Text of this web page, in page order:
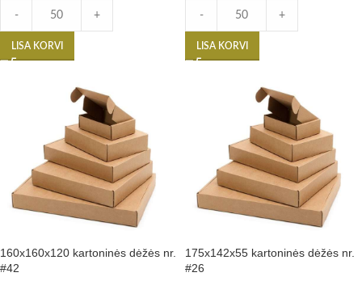
- +
LISA KORVI
- +
LISA KORVI
160x160x120 kartoninės dėžės nr.
#42
175x142x55 kartoninės dėžės nr.
#26